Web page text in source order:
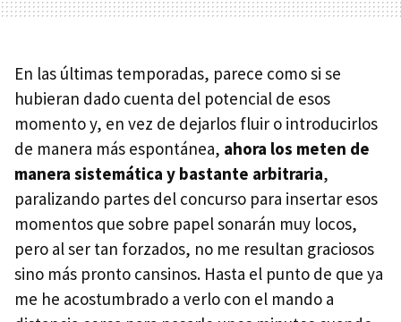
En las últimas temporadas, parece como si se
hubieran dado cuenta del potencial de esos
momento y, en vez de dejarlos fluir o introducirlos
de manera más espontánea, ahora los meten de
manera sistemática y bastante arbitraria,
paralizando partes del concurso para insertar esos
momentos que sobre papel sonarán muy locos,
pero al ser tan forzados, no me resultan graciosos
sino más pronto cansinos. Hasta el punto de que ya
me he acostumbrado a verlo con el mando a